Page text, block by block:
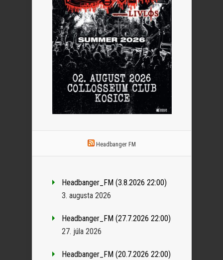
Headbanger FM
Headbanger_FM (3.8.2026 22:00)
3. augusta 2026
Headbanger_FM (27.7.2026 22:00)
27. júla 2026
Headbanger_FM (20.7.2026 22:00)